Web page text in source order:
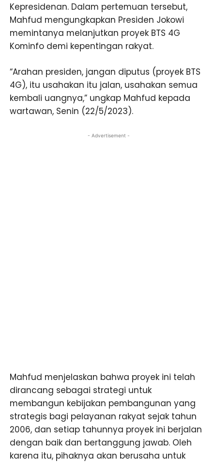
Kepresidenan. Dalam pertemuan tersebut,
Mahfud mengungkapkan Presiden Jokowi
memintanya melanjutkan proyek BTS 4G
Kominfo demi kepentingan rakyat.
“Arahan presiden, jangan diputus (proyek BTS
4G), itu usahakan itu jalan, usahakan semua
kembali uangnya,” ungkap Mahfud kepada
wartawan, Senin (22/5/2023).
- Advertisement -
Mahfud menjelaskan bahwa proyek ini telah
dirancang sebagai strategi untuk
membangun kebijakan pembangunan yang
strategis bagi pelayanan rakyat sejak tahun
2006, dan setiap tahunnya proyek ini berjalan
dengan baik dan bertanggung jawab. Oleh
karena itu, pihaknya akan berusaha untuk